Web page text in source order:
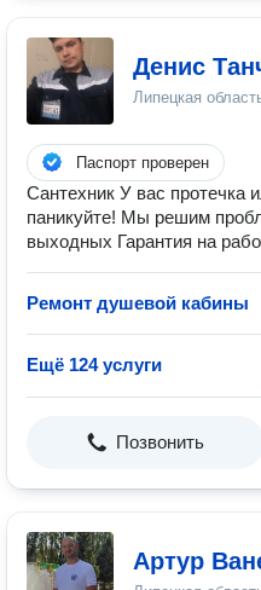
Денис
Липецкая
Паспорт проверен
Сантехник У вас протечка
паникуйте! Мы решим
выходных Гарантия на
Ремонт душевой кабины
Ещё 124 услуги
Позвонить
Артур